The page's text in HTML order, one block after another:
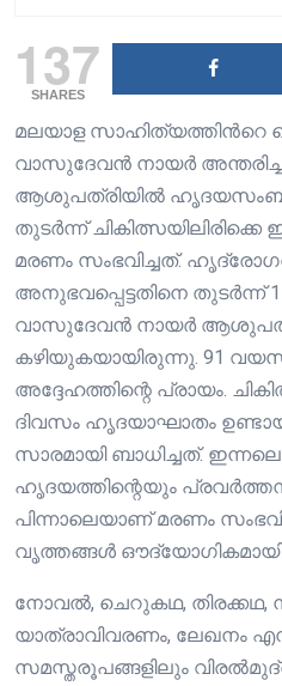
137
SHARES
മലയാള സാഹിത്യത്തിൻറെ
വാസുദേവൻ നായർ
ആശുപത്രിയിൽ
തുടർന്ന്
മരണം സംഭവിച്ചത്.
അനുഭവപ്പെട്ടതിനെ തുടർന്ന്
വാസുദേവൻ നായർ
കഴിയുകയായിരുന്നു. 91
അദ്ദേഹത്തിന്റെ പ്രായം.
ദിവസം ഹൃദയാഘാതം
സാരമായി ബാധിച്ചത്.
ഹൃദയത്തിന്റെയും
പിന്നാലെയാണ് മരണം
വൃത്തങ്ങൾ ഔദ്യോഗികമായി
നോവൽ, ചെറുകഥ, തിരക്കഥ,
യാത്രാവിവരണം, ലേഖനം
സമസ്തരൂപങ്ങളിലും